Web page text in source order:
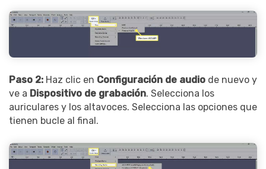
Paso 2: Haz clic en Configuración de audio de nuevo y
ve a Dispositivo de grabación. Selecciona los
auriculares y los altavoces. Selecciona las opciones que
tienen bucle al final.